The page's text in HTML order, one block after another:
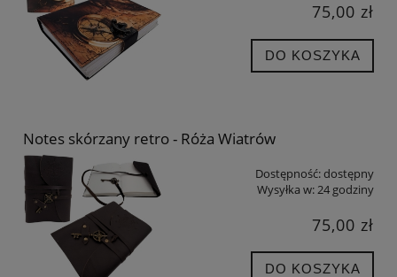
75,00 zł
DO KOSZYKA
Notes skórzany retro - Róża Wiatrów
Dostępność:dostępny
Wysyłka w:24 godziny
75,00 zł
DO KOSZYKA